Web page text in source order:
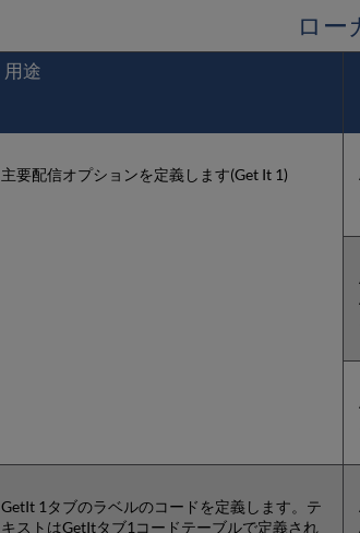
ロー
用途
主要配信オプションを定義します(Get It 1)
GetIt 1タブのラベルのコードを定義します。テ
キストはGetItタブ1コードテーブルで定義され